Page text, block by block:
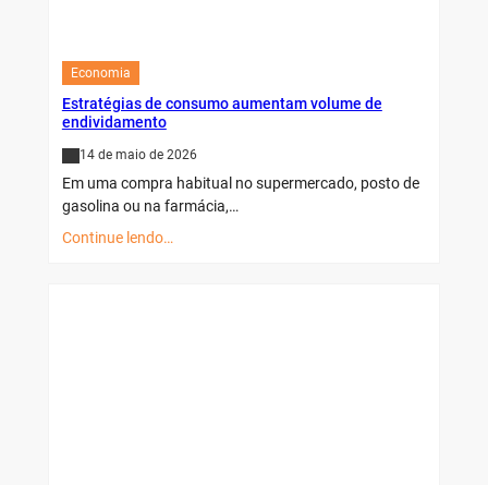
Economia
Estratégias de consumo aumentam volume de
endividamento
14 de maio de 2026
Em uma compra habitual no supermercado, posto de
gasolina ou na farmácia,…
Continue lendo…